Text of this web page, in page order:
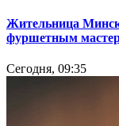
Жительница
фуршетным
Сегодня, 09:35